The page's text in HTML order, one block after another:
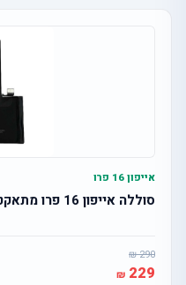
אייפון 16 פרו
סוללה אייפון 16 פרו מתאקטבת
290
229